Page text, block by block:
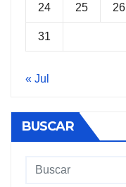
24 25 26
31
« Jul
BUSCAR